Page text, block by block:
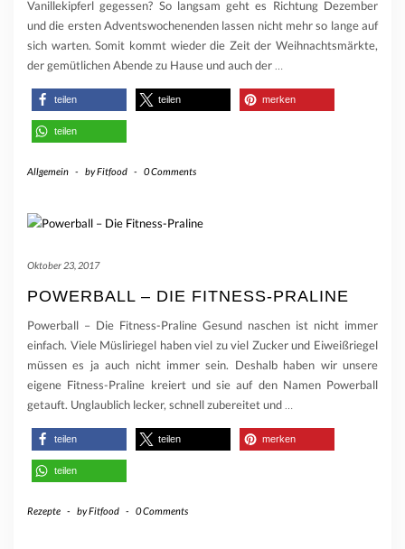
Vanillekipferl gegessen? So langsam geht es Richtung Dezember
und die ersten Adventswochenenden lassen nicht mehr so lange auf
sich warten. Somit kommt wieder die Zeit der Weihnachtsmärkte,
der gemütlichen Abende zu Hause und auch der
teilen teilen merken
teilen
Allgemein - byFitfood - 0 Comments
Oktober 23, 2017
POWERBALL – DIE FITNESS-PRALINE
Powerball – Die Fitness-Praline Gesund naschen ist nicht immer
einfach. Viele Müsliriegel haben viel zu viel Zucker und Eiweißriegel
müssen es ja auch nicht immer sein. Deshalb haben wir unsere
eigene Fitness-Praline kreiert und sie auf den Namen Powerball
getauft. Unglaublich lecker, schnell zubereitet und
teilen teilen merken
teilen
Rezepte - byFitfood - 0 Comments